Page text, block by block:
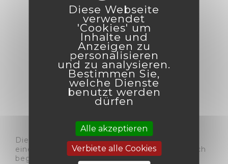
5 - MENSCHEN IN
DER UMGEBUNG
WARNEN
Die Aussaatzeit, in der die meisten Anwender
einen akustischen Schreck auslösen, ist zeitlich
begrenzt. In den meisten Fällen ist es nicht
Diese Webseite
verwendet
'Cookies' um
Inhalte und
Anzeigen zu
personalisieren
und zu analysieren.
Bestimmen Sie,
welche Dienste
benutzt werden
dürfen
Alle akzeptieren
Verbiete alle Cookies